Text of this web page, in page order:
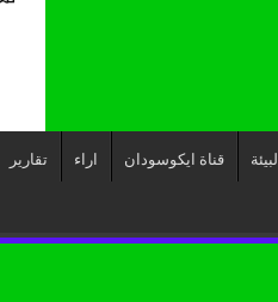
البيئة قناة ايكوسودان اراء تقارير